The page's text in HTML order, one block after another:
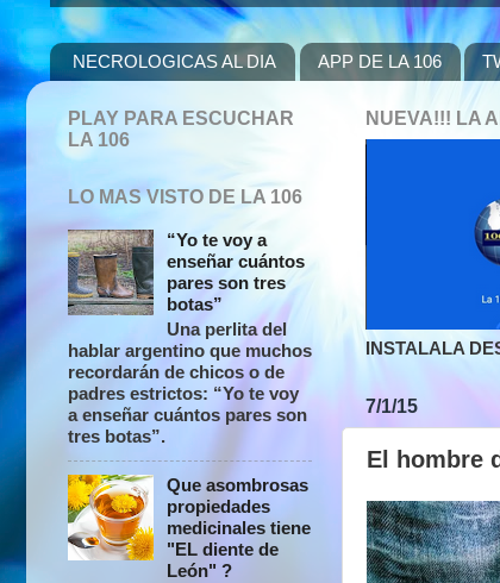
NECROLOGICAS AL DIA APP DE LA 106
NUEVA!!! LA
INSTALALA
7/1/15
El hombre
PLAY PARA ESCUCHAR
LA 106
LO MAS VISTO DE LA 106
“Yo te voy a
enseñar cuántos
pares son tres
botas”
Una perlita del
hablar argentino que muchos
recordarán de chicos o de
padres estrictos: “Yo te voy
a enseñar cuántos pares son
tres botas”.
Que asombrosas
propiedades
medicinales tiene
"EL diente de
León" ?